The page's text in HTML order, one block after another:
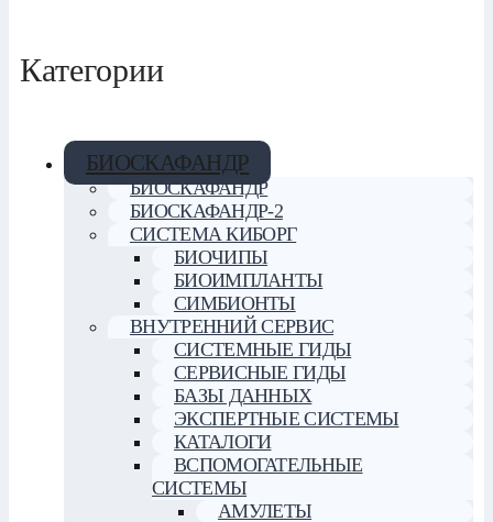
Категории
БИОСКАФАНДР
БИОСКАФАНДР
БИОСКАФАНДР-2
СИСТЕМА КИБОРГ
БИОЧИПЫ
БИОИМПЛАНТЫ
СИМБИОНТЫ
ВНУТРЕННИЙ СЕРВИС
СИСТЕМНЫЕ ГИДЫ
СЕРВИСНЫЕ ГИДЫ
БАЗЫ ДАННЫХ
ЭКСПЕРТНЫЕ СИСТЕМЫ
КАТАЛОГИ
ВСПОМОГАТЕЛЬНЫЕ
СИСТЕМЫ
АМУЛЕТЫ